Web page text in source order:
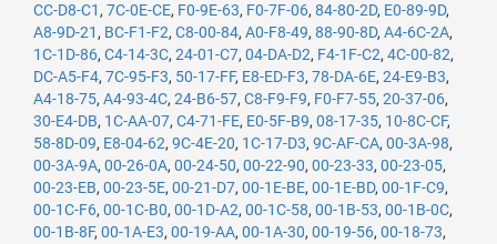
CC-D8-C1 , 7C-0E-CE, F0-9E-63, F0-7F-06, 84-80-2D, E0-89-9D,
A8-9D-21 , BC-F1-F2, C8-00-84, A0-F8-49, 88-90-8D, A4-6C-2A,
1C-1D-86, C4-14-3C, 24-01-C7, 04-DA-D2, F4-1F-C2, 4C-00-82,
DC-A5-F4, 7C-95-F3, 50-17-FF, E8-ED-F3, 78-DA-6E, 24-E9-B3,
A4-18-75, A4-93-4C, 24-B6-57, C8-F9-F9, F0-F7-55, 20-37-06,
30-E4-DB, 1C-AA-07, C4-71-FE, E0-5F-B9, 08-17-35, 10-8C-CF,
58-8D-09, E8-04-62, 9C-4E-20, 1C-17-D3, 9C-AF-CA, 00-3A-98,
00-3A-9A, 00-26-0A, 00-24-50, 00-22-90, 00-23-33, 00-23-05,
00-23-EB, 00-23-5E, 00-21-D7, 00-1E-BE, 00-1E-BD, 00-1F-C9,
00-1C-F6, 00-1C-B0, 00-1D-A2, 00-1C-58, 00-1B-53, 00-1B-0C,
00-1B-8F, 00-1A-E3, 00-19-AA, 00-1A-30, 00-19-56, 00-18-73,